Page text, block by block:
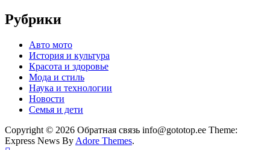
Рубрики
Авто мото
История и культура
Красота и здоровье
Мода и стиль
Наука и технологии
Новости
Семья и дети
Copyright © 2026 Обратная связь info@gototop.ee Theme:
Express News By Adore Themes.